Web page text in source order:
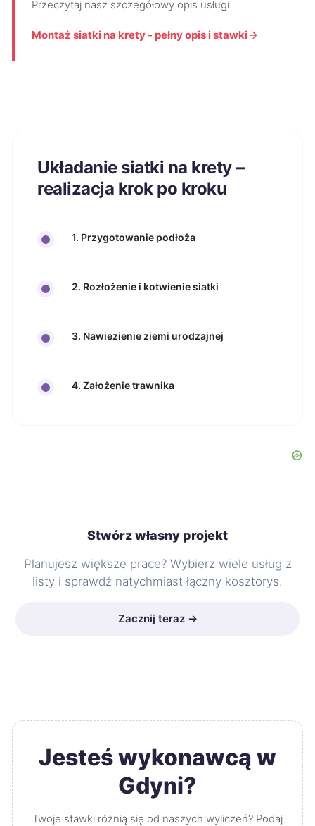
Przeczytaj nasz szczegółowy opis usługi.
Montaż siatki na krety - pełny opis i stawki
Układanie siatki na krety –
realizacja krok po kroku
1. Przygotowanie podłoża
2. Rozłożenie i kotwienie siatki
3. Nawiezienie ziemi urodzajnej
4. Założenie trawnika
Stwórz własny projekt
Planujesz większe prace? Wybierz wiele usług z
listy i sprawdź natychmiast łączny kosztorys.
Zacznij teraz →
Jesteś wykonawcą w
Gdyni?
Twoje stawki różnią się od naszych wyliczeń? Podaj